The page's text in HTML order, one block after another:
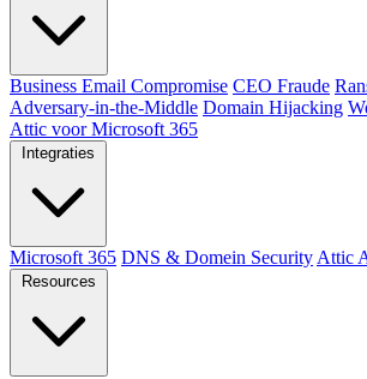
Business Email Compromise CEO Fraude
Adversary-in-the-Middle Domain Hijacking
Attic voor Microsoft 365
Microsoft 365 DNS & Domein Security Attic